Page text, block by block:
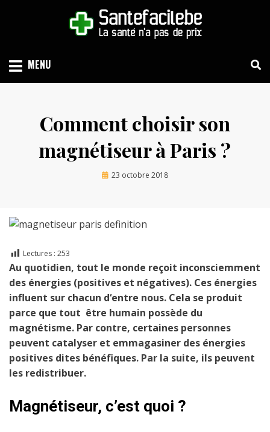
MENU
Comment choisir son
magnétiseur à Paris ?
by Guersan
Posted
23 octobre 2018
Lectures : 253
Au quotidien, tout le monde reçoit inconsciemment
des énergies (positives et négatives). Ces énergies
influent sur chacun d‘entre nous. Cela se produit
parce que tout être humain possède du
magnétisme. Par contre, certaines personnes
peuvent catalyser et emmagasiner des énergies
positives dites bénéfiques. Par la suite, ils peuvent
les redistribuer.
Magnétiseur, c’est quoi ?